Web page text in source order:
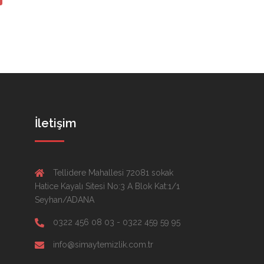
İletişim
Tellidere Mahallesi 72081 sokak
Hatice Kayalı Sitesi No:3 A Blok Kat:1/1
Seyhan/ADANA
0322 456 08 03 - 0322 459 59 95
info@simaytemizlik.com.tr